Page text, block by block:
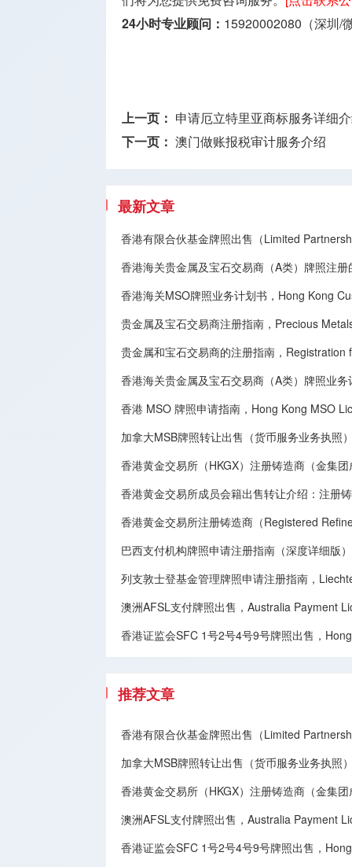
24小时专业顾问： 15920002080（深圳/
上一页： 申请厄立特里亚商标服务详细
下一页： 澳门做账报税审计服务介绍
最新文章
香港有限合伙基金牌照出售（Limited
香港海关贵金属及宝石交易商（A类）牌照注册
香港海关MSO牌照业务计划书，Hong Kong
贵金属及宝石交易商注册指南，Precious
贵金属和宝石交易商的注册指南，
香港海关贵金属及宝石交易商（A类）牌照业
香港 MSO 牌照申请指南，Hong Kong MSO
加拿大MSB牌照转让​出售（货币服务业务执照），
香港黄金交易所（HKGX）注册铸造商（金集
香港黄金交易所成员会籍出售转让介绍：注册铸造
香港黄金交易所注册铸造商（Registered
巴西支付机构牌照申请注册指南（深度详细版）
列支敦士登基金管理牌照申请注册指南，
澳洲AFSL支付牌照出售，Australia Payment
香港证监会SFC 1号2号4号9号牌照出售，
推荐文章
香港有限合伙基金牌照出售（Limited
加拿大MSB牌照转让​出售（货币服务业务执照），
香港黄金交易所（HKGX）注册铸造商（金集
澳洲AFSL支付牌照出售，Australia Payment
香港证监会SFC 1号2号4号9号牌照出售，